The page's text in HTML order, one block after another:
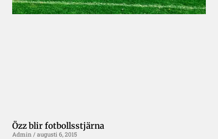
Özz blir fotbollsstjärna
Admin
augusti 6, 2015